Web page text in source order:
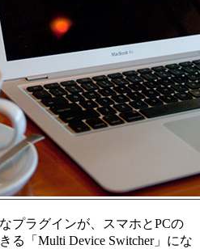
プラグインが、スマホとPCの
る「Multi Device Switcher」にな